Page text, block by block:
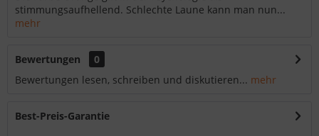
stimmungsaufhellend. Schlechte Laune kann man nun...
mehr
Bewertungen
0
Bewertungen lesen, schreiben und diskutieren... mehr
Best-Preis-Garantie